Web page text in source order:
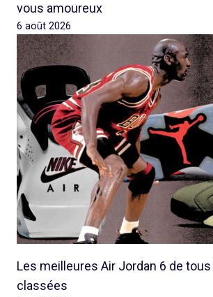
vous amoureux
6 août 2026
Les meilleures Air Jordan 6 de
classées